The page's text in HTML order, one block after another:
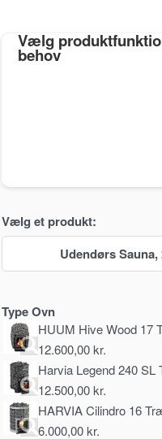
Vælg
behov
Vælg et produkt:
Udendørs
Type Ovn
HUUM Hive Wood 17
12.600,00kr.
Harvia Legend 240
12.500,00kr.
HARVIA Cilindro 16
6.000,00kr.